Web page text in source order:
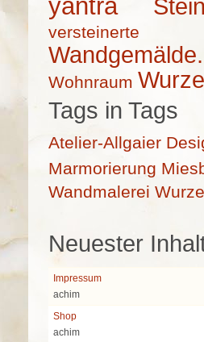
yantra
Wohnraum
Tags in Tags
Atelier-Allgaier
Marmorierung
Wandmalerei
Neuester
Impressum
achim
Shop
achim